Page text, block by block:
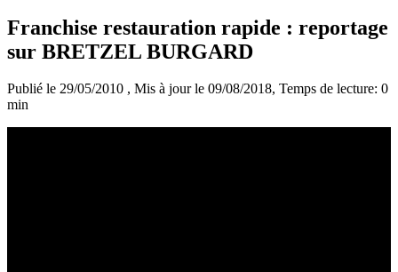
Franchise restauration rapide : reportage
sur BRETZEL BURGARD
Publié le 29/05/2010 , Mis à jour le 09/08/2018, Temps de lecture: 0
min